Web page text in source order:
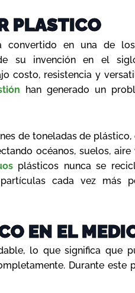
PLASTICO
convertido en una de
su invención en el
costo, resistencia y
han generado un
de toneladas de
océanos, suelos,
plásticos nunca se
cada vez más
EN EL
lo que significa que
Durante este